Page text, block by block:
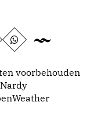
voorbehouden